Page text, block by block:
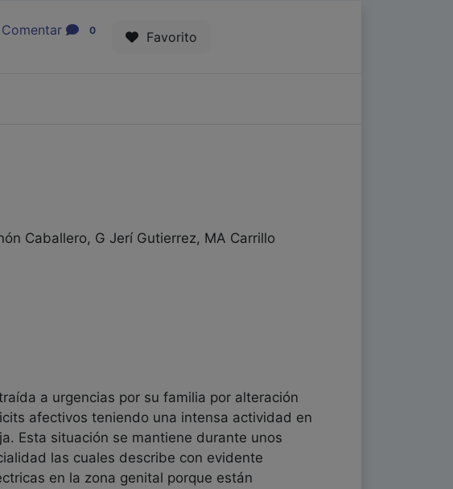
Comentar 0 Favorito
Caballero, G Jerí Gutierrez, MA Carrillo
a urgencias por su familia por alteración
afectivos teniendo una intensa actividad en
Esta situación se mantiene durante unos
las cuales describe con evidente
en la zona genital porque están